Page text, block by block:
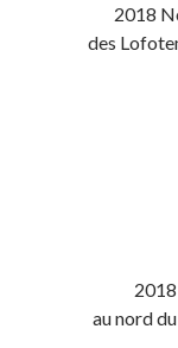
2018
des
au nord